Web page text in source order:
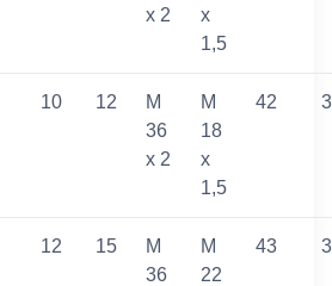
x 2
x
1,5
10 12
M
36
x 2
M
18
x
1,5
42
12 15
M
36
M
22
43